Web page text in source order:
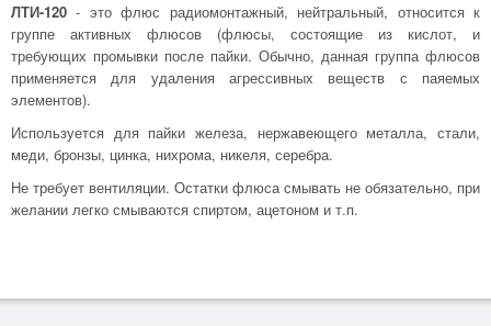
ЛТИ-120 - это флюс радиомонтажный, нейтральный, относится к
группе активных флюсов (флюсы, состоящие из кислот, и
требующих промывки после пайки. Обычно, данная группа флюсов
применяется для удаления агрессивных веществ с паяемых
элементов).
Используется для пайки железа, нержавеющего металла, стали,
меди, бронзы, цинка, нихрома, никеля, серебра.
Не требует вентиляции. Остатки флюса смывать не обязательно, при
желании легко смываются спиртом, ацетоном и т.п.